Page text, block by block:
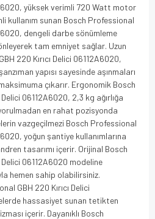
yüksek verimli 720 Watt motor
kullanım sunan Bosch Professional
dengeli darbe sönümleme
tam emniyet sağlar. Uzun
220 Kırıcı Delici 06112A6020,
yapısı sayesinde aşınmaları
çıkarır. Ergonomik Bosch
06112A6020, 2,3 kg ağırlığa
en rahat pozisyonda
vazgeçilmezi Bosch Professional
yoğun şantiye kullanımlarına
tasarımı içerir. Orijinal Bosch
Delici 06112A6020 modeline
hemen sahip olabilirsiniz.
GBH 220 Kırıcı Delici
hassasiyet sunan tetikten
içerir. Dayanıklı Bosch